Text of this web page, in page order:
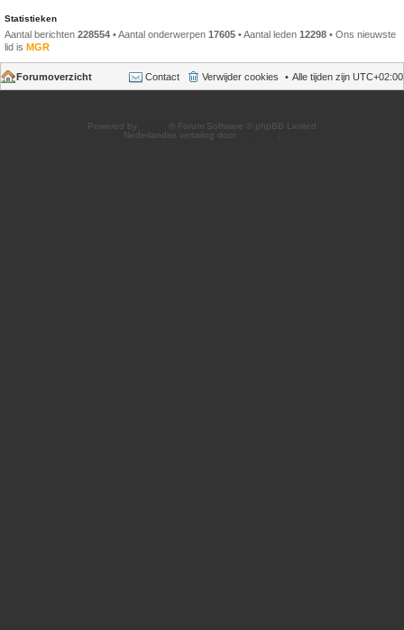
Statistieken
Aantal berichten 228554 • Aantal onderwerpen 17605 • Aantal leden 12298 • Ons nieuwste
lid is MGR
Forumoverzicht Alle tijden zijn UTC+02:00
Verwijder cookies
Contact
Powered by
® Forum Software © phpBB Limited
Nederlandse vertaling door